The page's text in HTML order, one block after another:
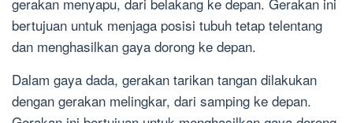
bertujuan untuk menjaga posisi tubuh tetap telentang
dan menghasilkan gaya dorong ke depan.
Dalam gaya dada, gerakan tarikan tangan dilakukan
dengan gerakan melingkar, dari samping ke depan.